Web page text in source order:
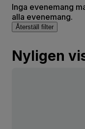
Inga evenemang
alla evenemang.
Återställ filter
Nyligen